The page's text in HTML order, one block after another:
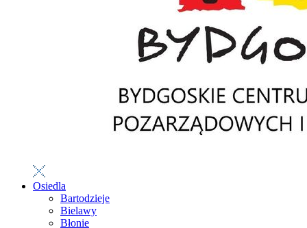
Osiedla
Bartodzieje
Bielawy
Błonie